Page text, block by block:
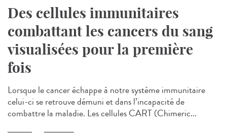
Des cellules immunitaires
combattant les cancers du sang
visualisées pour la première
fois
Lorsque le cancer échappe à notre système immunitaire
celui-ci se retrouve démuni et dans l’incapacité de
combattre la maladie. Les cellules CART (Chimeric...